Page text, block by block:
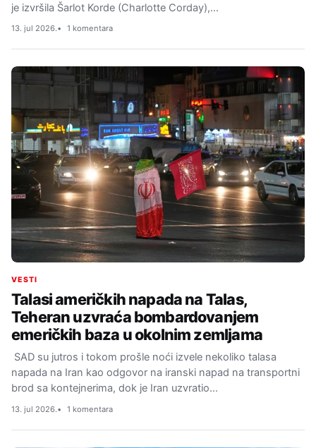
je izvršila Šarlot Korde (Charlotte Corday),…
13. jul 2026. 1 komentara
VESTI
Talasi američkih napada na Talas,
Teheran uzvraća bombardovanjem
emeričkih baza u okolnim zemljama
SAD su jutros i tokom prošle noći izvele nekoliko talasa
napada na Iran kao odgovor na iranski napad na transportni
brod sa kontejnerima, dok je Iran uzvratio…
13. jul 2026. 1 komentara